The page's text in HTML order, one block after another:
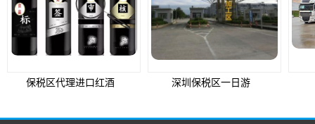
保税区代理进口红酒 深圳保税区一日游